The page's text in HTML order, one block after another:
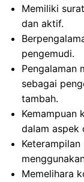
Memiliki
dan aktif.
pengemudi.
Pengalaman
sebagai
tambah.
Kemampuan
dalam aspek
Memelihara